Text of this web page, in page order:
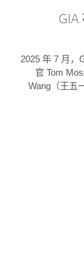
2025 年 7 月，
官 Tom
Wang（王五